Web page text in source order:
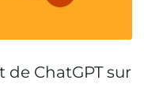
de ChatGPT sur